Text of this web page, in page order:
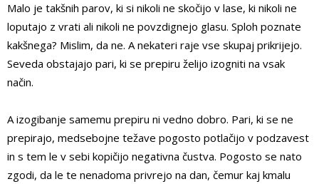
Malo je takšnih parov, ki si nikoli ne skočijo v lase, ki nikoli ne
loputajo z vrati ali nikoli ne povzdignejo glasu. Sploh poznate
kakšnega? Mislim, da ne. A nekateri raje vse skupaj prikrijejo.
Seveda obstajajo pari, ki se prepiru želijo izogniti na vsak
način.
A izogibanje samemu prepiru ni vedno dobro. Pari, ki se ne
prepirajo, medsebojne težave pogosto potlačijo v podzavest
in s tem le v sebi kopičijo negativna čustva. Pogosto se nato
zgodi, da le te nenadoma privrejo na dan, čemur kaj kmalu